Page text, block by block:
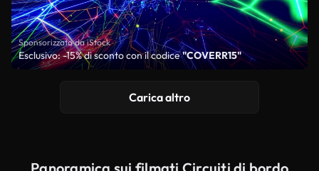
Sponsorizzato da iStock
Esclusivo: -15% di sconto con il codice"COVERR15"
Carica altro